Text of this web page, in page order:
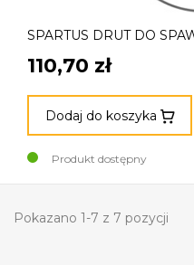
SPARTUS DRUT DO
110,70 zł
Dodaj do koszyka
Produkt dostępny
Pokazano 1-7 z 7 pozycji